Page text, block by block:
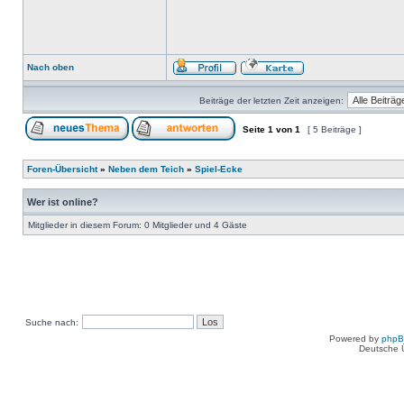
Nach oben
Beiträge der letzten Zeit anzeigen:
Seite 1 von 1 [ 5 Beiträge ]
Foren-Übersicht» Neben dem Teich » Spiel-Ecke
Wer ist online?
Mitglieder in diesem Forum: 0 Mitglieder und 4 Gäste
Suche nach:
Powered by
Deutsche